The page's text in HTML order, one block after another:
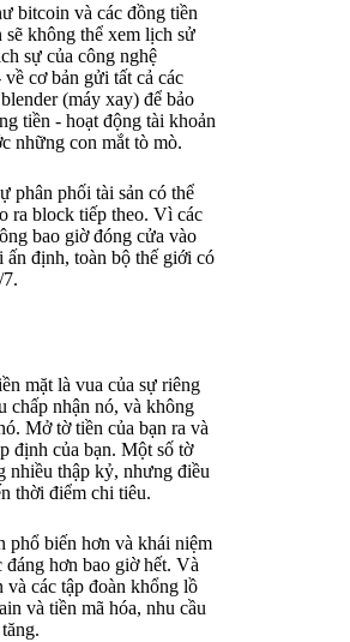
bitcoin và các đồng tiền
không thể xem lịch sử
sự của công nghệ
cơ bản gửi tất cả các
(máy xay) để bảo
tiền - hoạt động tài khoản
những con mắt tò mò.
phân phối tài sản có thể
ra block tiếp theo. Vì các
bao giờ đóng cửa vào
ấn định, toàn bộ thế giới có
mặt là vua của sự riêng
chấp nhận nó, và không
Mở tờ tiền của bạn ra và
định của bạn. Một số tờ
nhiều thập kỷ, nhưng điều
thời điểm chi tiêu.
phổ biến hơn và khái niệm
đáng hơn bao giờ hết. Và
các tập đoàn khổng lồ
và tiền mã hóa, nhu cầu